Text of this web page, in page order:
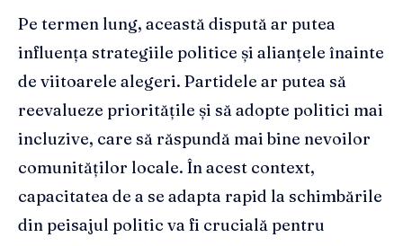
Pe termen lung, această dispută ar putea
influența strategiile politice și alianțele înainte
de viitoarele alegeri. Partidele ar putea să
reevalueze prioritățile și să adopte politici mai
incluzive, care să răspundă mai bine nevoilor
comunităților locale. În acest context,
capacitatea de a se adapta rapid la schimbările
din peisajul politic va fi crucială pentru